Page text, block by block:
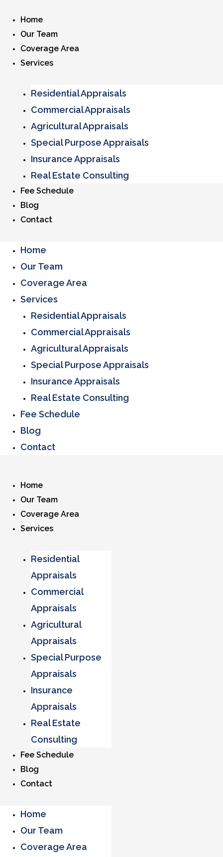
Home
Our Team
Coverage Area
Services
Residential Appraisals
Commercial Appraisals
Agricultural Appraisals
Special Purpose Appraisals
Insurance Appraisals
Real Estate Consulting
Fee Schedule
Blog
Contact
Home
Our Team
Coverage Area
Services
Residential Appraisals
Commercial Appraisals
Agricultural Appraisals
Special Purpose Appraisals
Insurance Appraisals
Real Estate Consulting
Fee Schedule
Blog
Contact
Home
Our Team
Coverage Area
Services
Residential
Appraisals
Commercial
Appraisals
Agricultural
Appraisals
Special Purpose
Appraisals
Insurance
Appraisals
Real Estate
Consulting
Fee Schedule
Blog
Contact
Home
Our Team
Coverage Area